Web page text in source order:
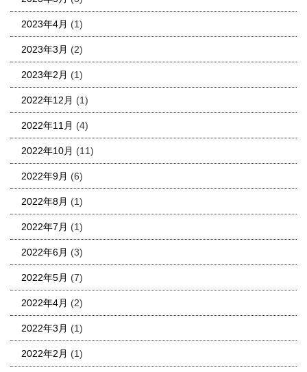
2023年4月 (1)
2023年3月 (2)
2023年2月 (1)
2022年12月 (1)
2022年11月 (4)
2022年10月 (11)
2022年9月 (6)
2022年8月 (1)
2022年7月 (1)
2022年6月 (3)
2022年5月 (7)
2022年4月 (2)
2022年3月 (1)
2022年2月 (1)